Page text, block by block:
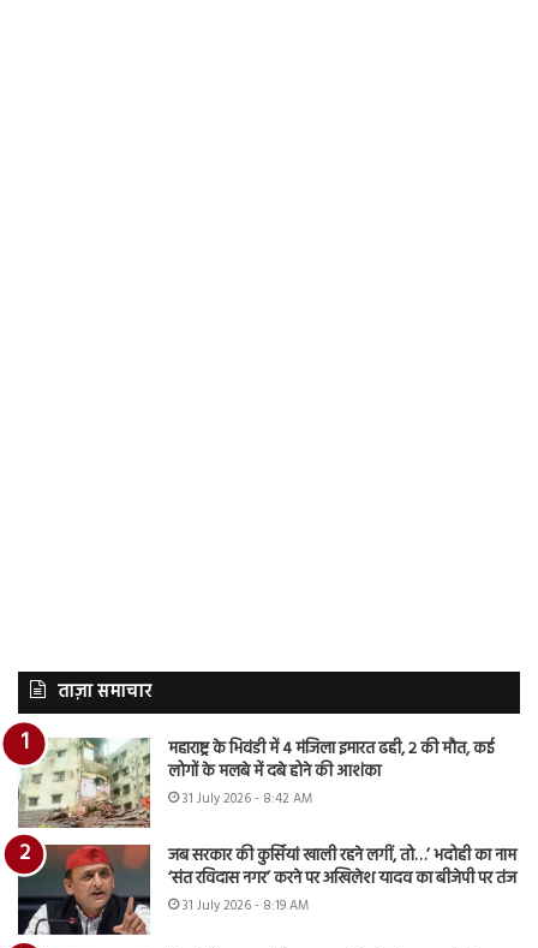
ताज़ा समाचार
महाराष्ट्र के भिवंडी में 4 मंजिला इमारत ढही, 2 की मौत, कई
लोगों के मलबे में दबे होने की आशंका
31 July 2026 - 8:42 AM
जब सरकार की कुर्सियां खाली रहने लगीं, तो…’ भदोही का नाम
‘संत रविदास नगर’ करने पर अखिलेश यादव का बीजेपी पर तंज
31 July 2026 - 8:19 AM